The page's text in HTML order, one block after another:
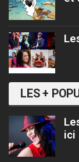
LES +
ici